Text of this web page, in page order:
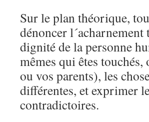
Sur le plan théorique,
dénoncer
dignité de la personne
mêmes qui êtes
ou vos parents), les
différentes, et exprimer
contradictoires.